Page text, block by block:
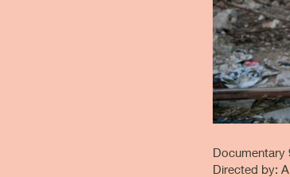
Documentary
Directed by: